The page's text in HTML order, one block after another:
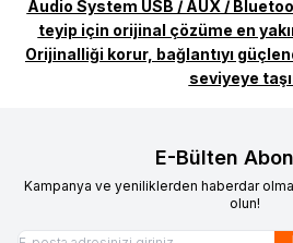
Audio System USB / AUX /
teyip için orijinal çözüme en
Orijinalliği korur, bağlantıyı
seviyeye
E-Bülten
Kampanya ve yeniliklerden haberdar
olun!